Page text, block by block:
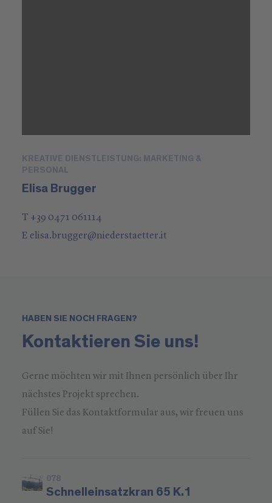
KREATIVE DIENSTLEISTUNG: MARKETING &
PERSONAL
Elisa Brugger
T +39 0471 061114
E elisa.brugger@niederstaetter.it
HABEN SIE NOCH FRAGEN?
Kontaktieren Sie uns!
Gerne möchten wir mit Ihnen persönlich über Ihr
nächstes Projekt sprechen.
Füllen Sie das Kontaktformular aus, wir freuen uns
auf Sie!
078
Schnelleinsatzkran 65 K.1